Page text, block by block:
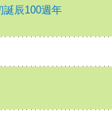
辰100週年